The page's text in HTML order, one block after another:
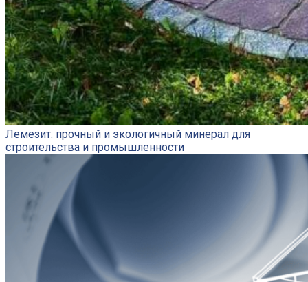
Лемезит: прочный и экологичный минерал для
строительства и промышленности